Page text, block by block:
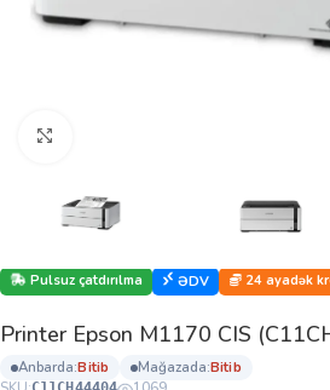
Pulsuz çatdırılma ƏDV 24 ayadək
Printer Epson M1170 CIS
anbarda: bi̇ti̇b mağazada: bi̇ti̇b